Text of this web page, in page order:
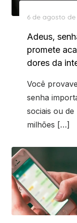
Posted
6 de agosto de
Adeus,
promete
dores da
Você
senha
sociais ou
milhões […]